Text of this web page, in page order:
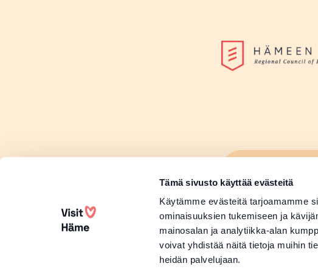
Tämä sivusto käyttää evästeitä
Käytämme evästeitä tarjoamamme
ominaisuuksien tukemiseen ja
mainosalan ja analytiikka-alan
voivat yhdistää näitä tietoja muihin
heidän palvelujaan.
Lisää
Sivu
Lisää